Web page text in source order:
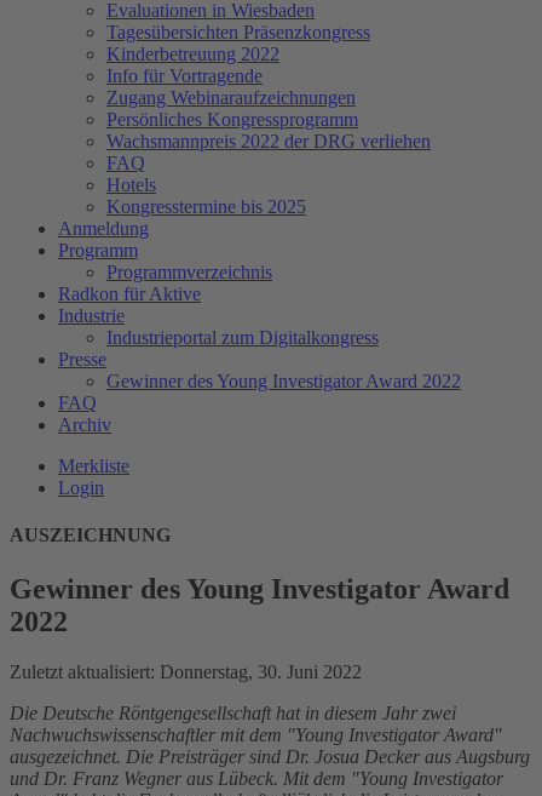
Evaluationen in Wiesbaden
Tagesübersichten Präsenzkongress
Kinderbetreuung 2022
Info für Vortragende
Zugang Webinaraufzeichnungen
Persönliches Kongressprogramm
Wachsmannpreis 2022 der DRG verliehen
FAQ
Hotels
Kongresstermine bis 2025
Anmeldung
Programm
Programmverzeichnis
Radkon für Aktive
Industrie
Industrieportal zum Digitalkongress
Presse
Gewinner des Young Investigator Award 2022
FAQ
Archiv
Merkliste
Login
AUSZEICHNUNG
Gewinner des Young Investigator Award
2022
Zuletzt aktualisiert: Donnerstag, 30. Juni 2022
Die Deutsche Röntgengesellschaft hat in diesem Jahr zwei
Nachwuchswissenschaftler mit dem "Young Investigator Award"
ausgezeichnet. Die Preisträger sind Dr. Josua Decker aus Augsburg
und Dr. Franz Wegner aus Lübeck. Mit dem "Young Investigator